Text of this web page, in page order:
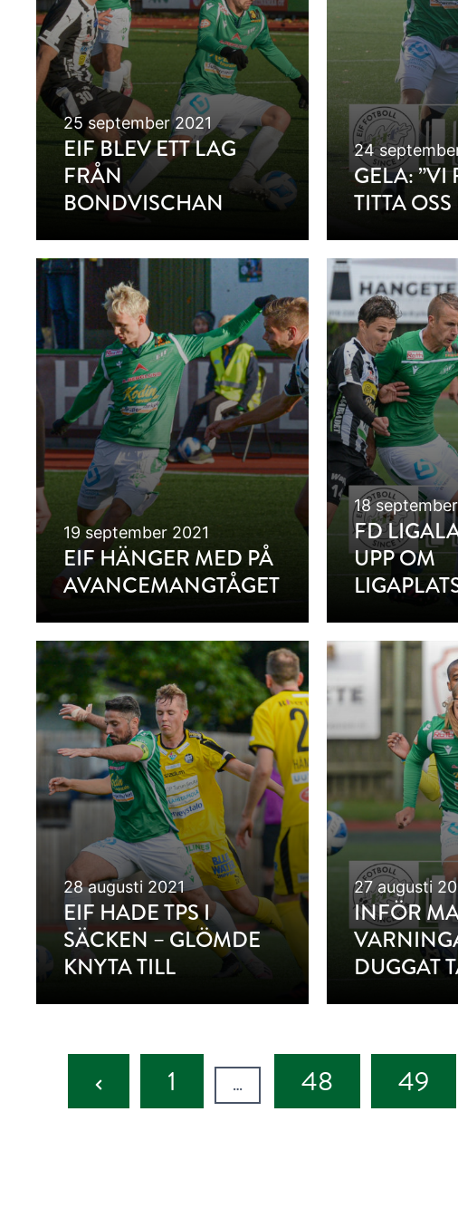
EIF BLEV ETT LAG
FRÅN
BONDVISCHAN
25 september 2021
GELA: ”VI
TITTA
24
EIF HÄNGER MED PÅ
AVANCEMANGTÅGET
19 september 2021
FD
UPP OM
18
EIF HADE TPS I
SÄCKEN – GLÖMDE
KNYTA TILL
28 augusti 2021
INFÖR
DUGGAT
27 augusti
Previous
Page
1 … 48 49